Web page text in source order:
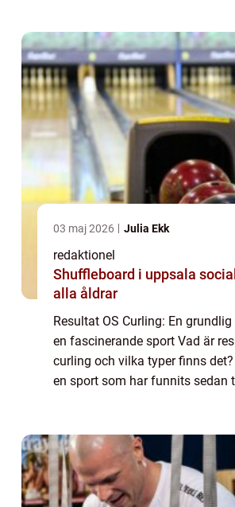
spel...
03 maj 2026 Julia Ekk
redaktionel
Shuffleboard i uppsala socialt spel för
alla åldrar
Resultat OS Curling: En
en fascinerande sport Vad är
curling och vilka typer finns
en sport som har funnits sedan
spel...